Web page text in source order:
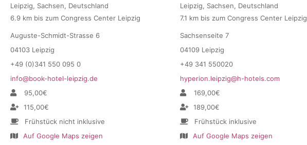
Leipzig, Sachsen, Deutschland
6.9 km bis zum Congress Center Leipzig
Auguste-Schmidt-Strasse 6
04103 Leipzig
+49 (0)341 550 095 0
info@book-hotel-leipzig.de
95,00€
115,00€
Frühstück nicht inklusive
Auf Google Maps zeigen
Leipzig, Sachsen, Deutschland
7.1 km bis zum Congress Center Leipzig
Sachsenseite 7
04109 Leipzig
+49 341 550020
hyperion.leipzig@h-hotels.com
169,00€
189,00€
Frühstück inklusive
Auf Google Maps zeigen